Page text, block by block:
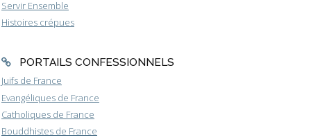
Servir Ensemble
Histoires crépues
PORTAILS CONFESSIONNELS
Juifs de France
Evangéliques de France
Catholiques de France
Bouddhistes de France